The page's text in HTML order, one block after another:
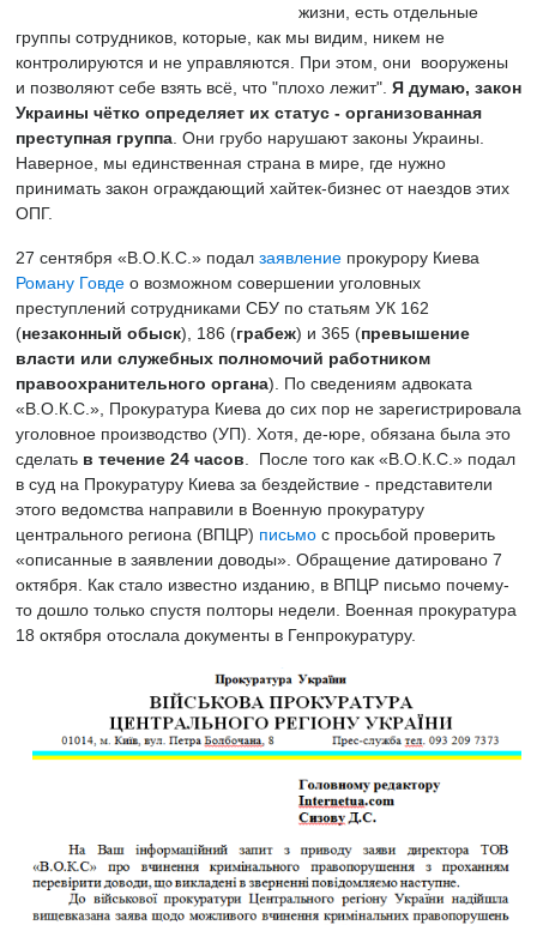
жизни, есть отдельные
группы сотрудников, которые, как мы видим, никем не
контролируются и не управляются. При этом, они вооружены
и позволяют себе взять всё, что "плохо лежит". Я думаю, закон
Украины чётко определяет их статус - организованная
преступная группа . Они грубо нарушают законы Украины.
Наверное, мы единственная страна в мире, где нужно
принимать закон ограждающий хайтек-бизнес от наездов этих
ОПГ.
27 сентября «В.О.К.С.» подал заявление прокурору Киева
Роману Говде о возможном совершении уголовных
преступлений сотрудниками СБУ по статьям УК 162
(незаконный обыск), 186 (грабеж) и 365 (превышение
власти или служебных полномочий работником
правоохранительного органа). По сведениям адвоката
«В.О.К.С.», Прокуратура Киева до сих пор не зарегистрировала
уголовное производство (УП). Хотя, де-юре, обязана была это
сделать в течение 24 часов . После того как «В.О.К.С.» подал
в суд на Прокуратуру Киева за бездействие - представители
этого ведомства направили в Военную прокуратуру
центрального региона (ВПЦР) письмо с просьбой проверить
«описанные в заявлении доводы». Обращение датировано 7
октября. Как стало известно изданию, в ВПЦР письмо почему-
то дошло только спустя полторы недели. Военная прокуратура
18 октября отослала документы в Генпрокуратуру.